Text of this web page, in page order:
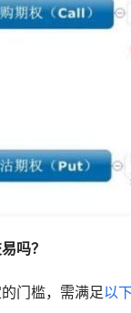
吗？
门槛，需满足以